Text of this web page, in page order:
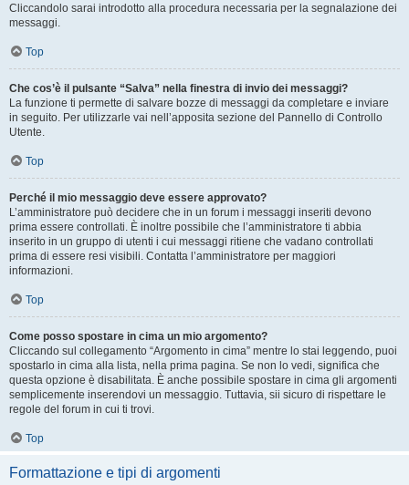
Cliccandolo sarai introdotto alla procedura necessaria per la segnalazione dei
messaggi.
Top
Che cos’è il pulsante “Salva” nella finestra di invio dei messaggi?
La funzione ti permette di salvare bozze di messaggi da completare e inviare
in seguito. Per utilizzarle vai nell’apposita sezione del Pannello di Controllo
Utente.
Top
Perché il mio messaggio deve essere approvato?
L’amministratore può decidere che in un forum i messaggi inseriti devono
prima essere controllati. È inoltre possibile che l’amministratore ti abbia
inserito in un gruppo di utenti i cui messaggi ritiene che vadano controllati
prima di essere resi visibili. Contatta l’amministratore per maggiori
informazioni.
Top
Come posso spostare in cima un mio argomento?
Cliccando sul collegamento “Argomento in cima” mentre lo stai leggendo, puoi
spostarlo in cima alla lista, nella prima pagina. Se non lo vedi, significa che
questa opzione è disabilitata. È anche possibile spostare in cima gli argomenti
semplicemente inserendovi un messaggio. Tuttavia, sii sicuro di rispettare le
regole del forum in cui ti trovi.
Top
Formattazione e tipi di argomenti